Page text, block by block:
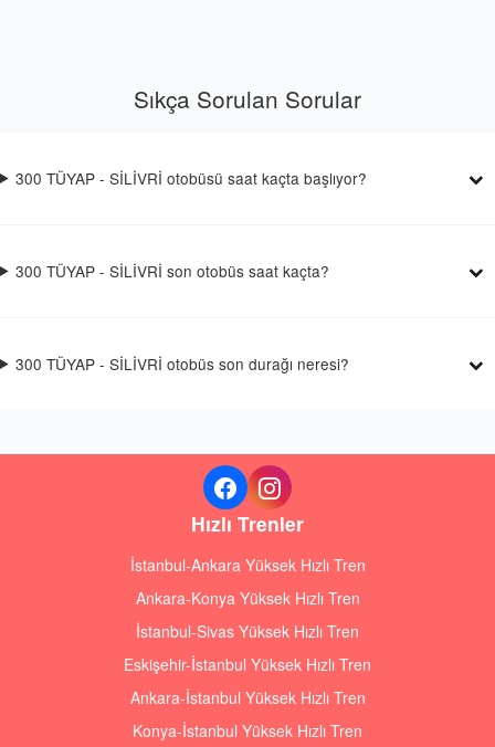
Sıkça Sorulan Sorular
300 TÜYAP - SİLİVRİ otobüsü saat kaçta başlıyor?
300 TÜYAP - SİLİVRİ son otobüs saat kaçta?
300 TÜYAP - SİLİVRİ otobüs son durağı neresi?
Hızlı Trenler
İstanbul-Ankara Yüksek Hızlı Tren
Ankara-Konya Yüksek Hızlı Tren
İstanbul-Sivas Yüksek Hızlı Tren
Eskişehir-İstanbul Yüksek Hızlı Tren
Ankara-İstanbul Yüksek Hızlı Tren
Konya-İstanbul Yüksek Hızlı Tren